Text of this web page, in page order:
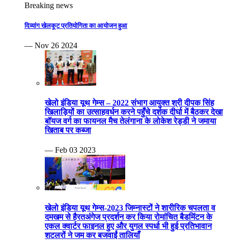
Breaking news
दिव्यांग खेलकूट प्रतियोगिता का आयोजन हुआ
— Nov 26 2024
खेलो इंडिया यूथ गेम्स – 2022 संभाग आयुक्त श्री दीपक सिंह
खिलाड़ियों का उत्साहवर्धन करने पहुँचे दर्शक दीर्घा में बैठकर देखा
बॉयज वर्ग का फायनल मैच तेलंगाना के लोकेश रेड्डी ने जमाया
खिताब पर कब्जा
— Feb 03 2023
खेलो इंडिया यूथ गेम्स-2023 जिम्नास्टों ने शारीरिक चपलता व
दमखम से हैरतअंगेज प्रदर्शन कर किया रोमांचित बैडमिंटन के
एकल क्वार्टर फाइनल हुए और युगल स्पर्धा भी हुई प्रतिभावान
शटलरों ने जम कर बजवाईं तालियाँ